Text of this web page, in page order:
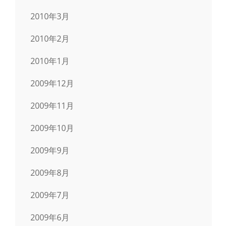
2010年3月
2010年2月
2010年1月
2009年12月
2009年11月
2009年10月
2009年9月
2009年8月
2009年7月
2009年6月